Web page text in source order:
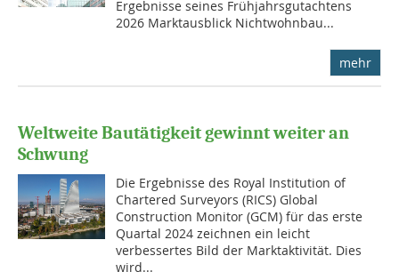
Ergebnisse seines Frühjahrsgutachtens
2026 Marktausblick Nichtwohnbau...
mehr
Weltweite Bautätigkeit gewinnt weiter an
Schwung
Die Ergebnisse des Royal Institution of
Chartered Surveyors (RICS) Global
Construction Monitor (GCM) für das erste
Quartal 2024 zeichnen ein leicht
verbessertes Bild der Marktaktivität. Dies
wird...